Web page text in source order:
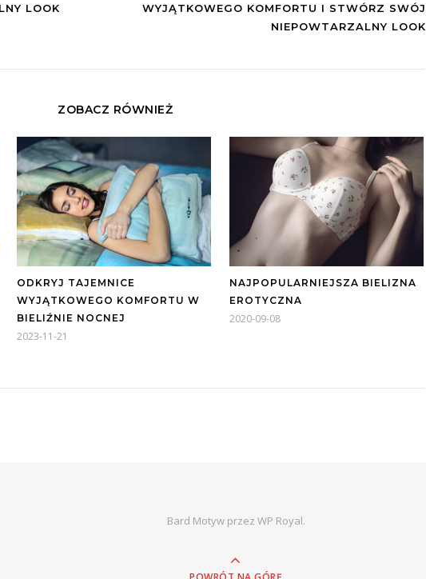
LOOK
WYJĄTKOWEGO KOMFORTU I STWÓRZ SWÓJ
NIEPOWTARZALNY LOOK
ZOBACZ RÓWNIEŻ
ODKRYJ TAJEMNICE
WYJĄTKOWEGO KOMFORTU W
BIELIŹNIE NOCNEJ
2023-11-21
NAJPOPULARNIEJSZA BIELIZNA
EROTYCZNA
2020-09-08
Bard Motyw przez WP Royal.